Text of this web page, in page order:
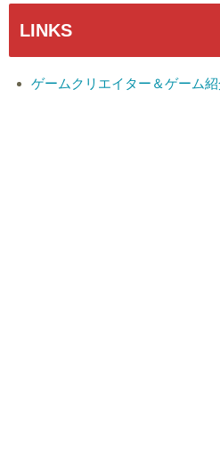
LINKS
ゲームクリエイター＆ゲーム